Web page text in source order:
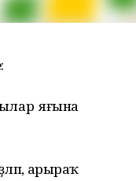
яғына
арыраҡ